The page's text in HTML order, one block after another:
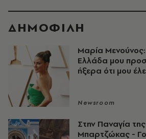
ΔΗΜΟΦΙΛΗ
Μαρία
Ελλάδα μου
ήξερα ότι μου
Newsroom
Στην Παναγία
Μπαρτζώκας -